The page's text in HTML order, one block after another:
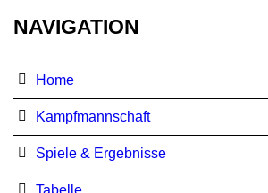
NAVIGATION
Home
Kampfmannschaft
Spiele & Ergebnisse
Tabelle